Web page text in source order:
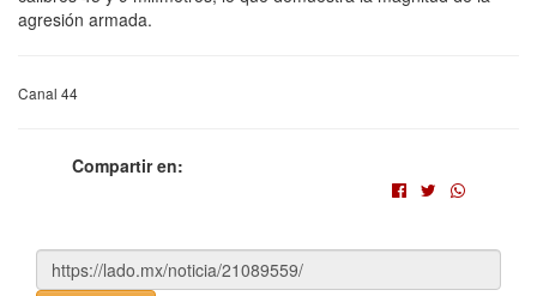
agresión armada.
Canal 44
Compartir en: